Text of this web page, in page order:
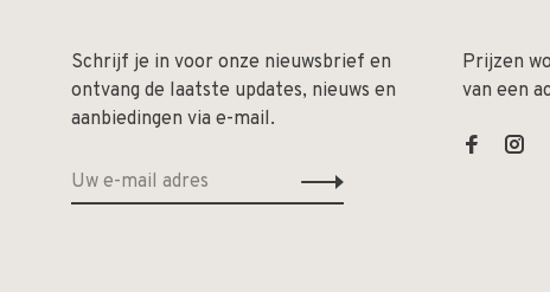
Schrijf je in voor onze nieuwsbrief en
ontvang de laatste updates, nieuws en
aanbiedingen via e-mail.
Prijzen
van een